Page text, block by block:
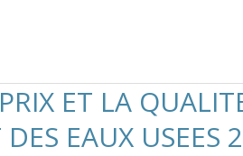
ET LA
EAUX USEES